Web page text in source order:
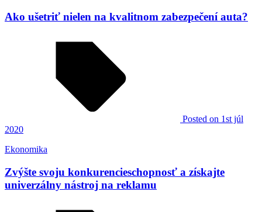
Ako ušetriť nielen na kvalitnom zabezpečení auta?
Posted on 1st júl
2020
Ekonomika
Zvýšte svoju konkurencieschopnosť a získajte
univerzálny nástroj na reklamu